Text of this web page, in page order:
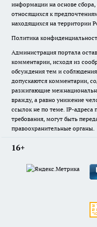
информации на основе сбора,
относящихся к
находящихся на территории
Политика
Администрация портала
комментарии, исходя из
обсуждения тем и
допускаются комментарии,
разжигающие
вражду, а равно унижение
ссылок не по теме. IP-адреса
требования, могут быть
правоохранительные органы.
16+